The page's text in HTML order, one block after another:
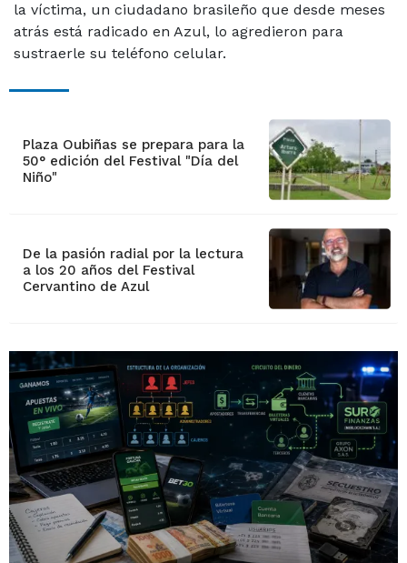
la víctima, un ciudadano brasileño que desde meses
atrás está radicado en Azul, lo agredieron para
sustraerle su teléfono celular.
Plaza Oubiñas se prepara para la
50° edición del Festival "Día del
Niño"
De la pasión radial por la lectura
a los 20 años del Festival
Cervantino de Azul